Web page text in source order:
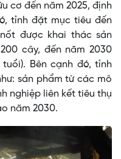
cơ đến năm 2025, định
tỉnh đặt mục tiêu đến
được khai thác sản
cây, đến năm 2030
Bên cạnh đó, tỉnh
sản phẩm từ các mô
nghiệp liên kết tiêu thụ
năm 2030.